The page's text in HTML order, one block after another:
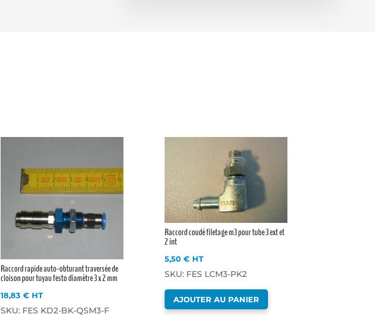
Raccord rapide auto-obturant traversée de
cloison pour tuyau festo diamètre 3 x 2 mm
18,83€ HT
SKU: FES KD2-BK-QSM3-F
Raccord coudé filetage m3 pour tube 3 ext et
2 int
5,50€ HT
SKU: FES LCM3-PK2
AJOUTER AU PANIER